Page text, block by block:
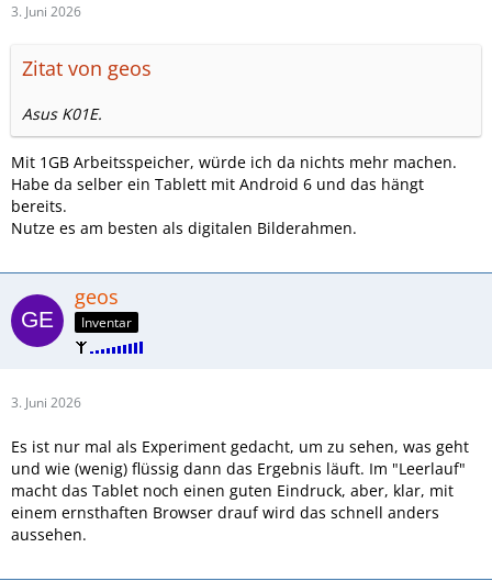
3. Juni 2026
Zitat von geos
Asus K01E.
Mit 1GB Arbeitsspeicher, würde ich da nichts mehr machen.
Habe da selber ein Tablett mit Android 6 und das hängt
bereits.
Nutze es am besten als digitalen Bilderahmen.
geos
Inventar
3. Juni 2026
Es ist nur mal als Experiment gedacht, um zu sehen, was geht
und wie (wenig) flüssig dann das Ergebnis läuft. Im "Leerlauf"
macht das Tablet noch einen guten Eindruck, aber, klar, mit
einem ernsthaften Browser drauf wird das schnell anders
aussehen.